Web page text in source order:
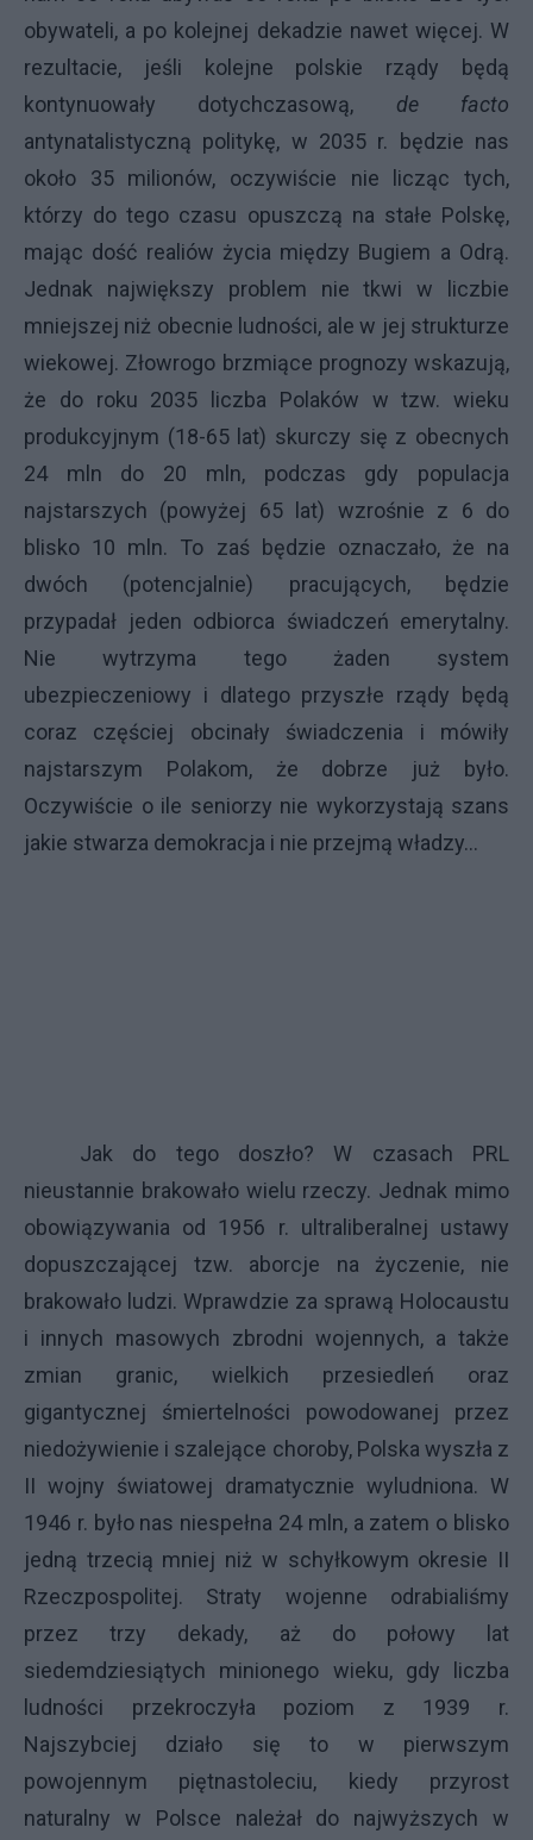
obywateli, a po kolejnej dekadzie nawet więcej. W
rezultacie, jeśli kolejne polskie rządy będą
kontynuowały dotychczasową, de facto
antynatalistyczną politykę, w 2035 r. będzie nas
około 35 milionów, oczywiście nie licząc tych,
którzy do tego czasu opuszczą na stałe Polskę,
mając dość realiów życia między Bugiem a Odrą.
Jednak największy problem nie tkwi w liczbie
mniejszej niż obecnie ludności, ale w jej strukturze
wiekowej. Złowrogo brzmiące prognozy wskazują,
że do roku 2035 liczba Polaków w tzw. wieku
produkcyjnym (18-65 lat) skurczy się z obecnych
24 mln do 20 mln, podczas gdy populacja
najstarszych (powyżej 65 lat) wzrośnie z 6 do
blisko 10 mln. To zaś będzie oznaczało, że na
dwóch (potencjalnie) pracujących, będzie
przypadał jeden odbiorca świadczeń emerytalny.
Nie wytrzyma tego żaden system
ubezpieczeniowy i dlatego przyszłe rządy będą
coraz częściej obcinały świadczenia i mówiły
najstarszym Polakom, że dobrze już było.
Oczywiście o ile seniorzy nie wykorzystają szans
jakie stwarza demokracja i nie przejmą władzy…
Jak do tego doszło? W czasach PRL
nieustannie brakowało wielu rzeczy. Jednak mimo
obowiązywania od 1956 r. ultraliberalnej ustawy
dopuszczającej tzw. aborcje na życzenie, nie
brakowało ludzi. Wprawdzie za sprawą Holocaustu
i innych masowych zbrodni wojennych, a także
zmian granic, wielkich przesiedleń oraz
gigantycznej śmiertelności powodowanej przez
niedożywienie i szalejące choroby, Polska wyszła z
II wojny światowej dramatycznie wyludniona. W
1946 r. było nas niespełna 24 mln, a zatem o blisko
jedną trzecią mniej niż w schyłkowym okresie II
Rzeczpospolitej. Straty wojenne odrabialiśmy
przez trzy dekady, aż do połowy lat
siedemdziesiątych minionego wieku, gdy liczba
ludności przekroczyła poziom z 1939 r.
Najszybciej działo się to w pierwszym
powojennym piętnastoleciu, kiedy przyrost
naturalny w Polsce należał do najwyższych w